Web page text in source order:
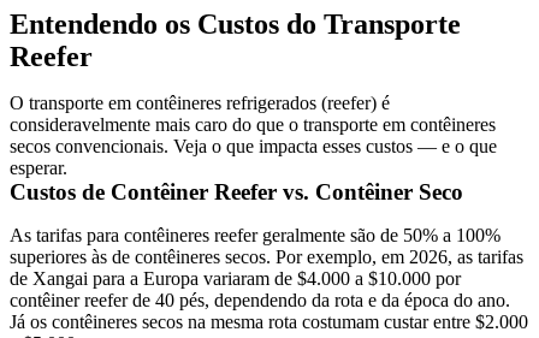
Entendendo os Custos do Transporte
Reefer
O transporte em contêineres refrigerados (reefer) é
consideravelmente mais caro do que o transporte em contêineres
secos convencionais. Veja o que impacta esses custos — e o que
esperar.
Custos de Contêiner Reefer vs. Contêiner Seco
As tarifas para contêineres reefer geralmente são de 50% a 100%
superiores às de contêineres secos. Por exemplo, em 2026, as tarifas
de Xangai para a Europa variaram de $4.000 a $10.000 por
contêiner reefer de 40 pés, dependendo da rota e da época do ano.
Já os contêineres secos na mesma rota costumam custar entre $2.000